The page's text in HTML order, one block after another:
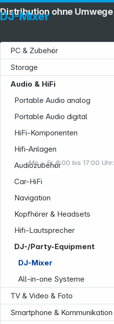
Mo. – Fr. 8:00 bis 17:00 Uhr:
DJ-Mixer
PC & Zubehör
Storage
Audio & HiFi
Portable Audio analog
Portable Audio digital
HiFi-Komponenten
Hifi-Anlagen
Audiozubehör
Car-HiFi
Navigation
Kopfhörer & Headsets
Hifi-Lautsprecher
DJ-/Party-Equipment
DJ-Mixer
All-in-one Systeme
TV & Video & Foto
Smartphone & Kommunikation
Distribution ohne Umwege
Service
Informationen
Rechtliches